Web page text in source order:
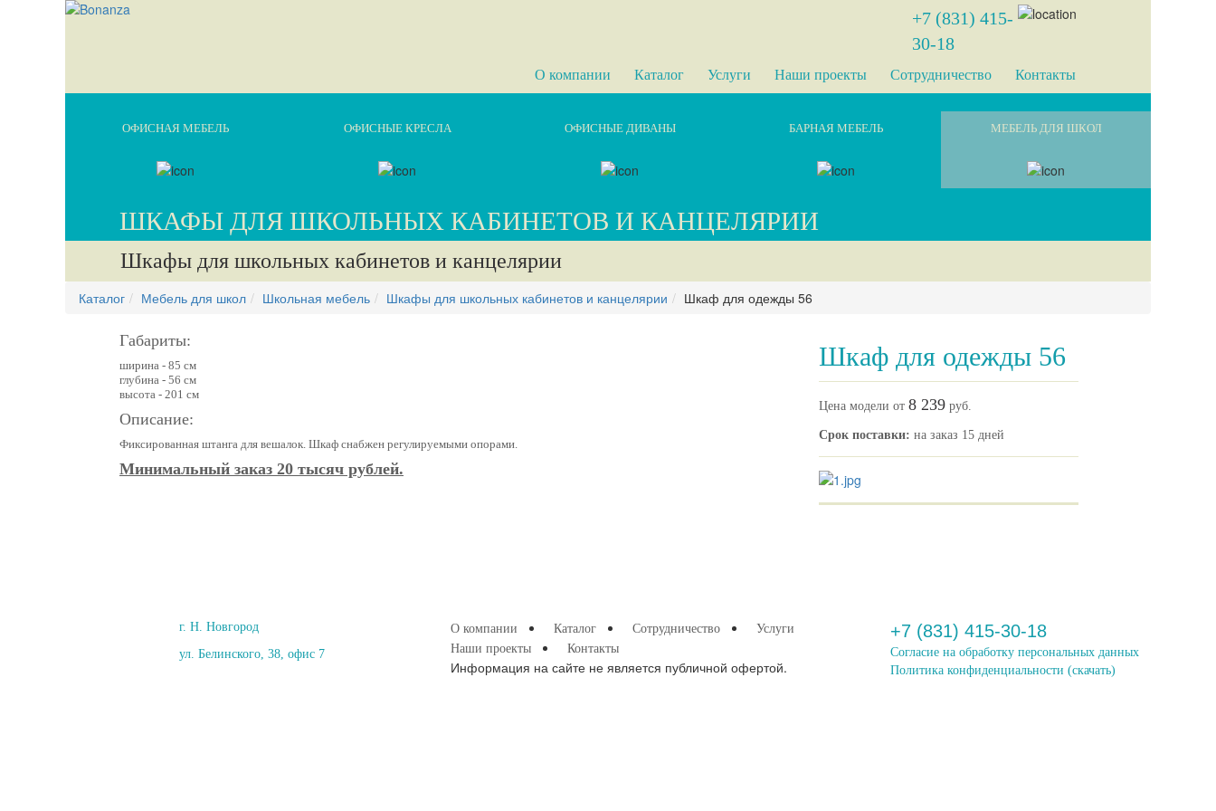
+7 (831) 415-
30-18
О компании Каталог Услуги Наши проекты Сотрудничество Контакты
ОФИСНАЯ МЕБЕЛЬ ОФИСНЫЕ КРЕСЛА ОФИСНЫЕ ДИВАНЫ БАРНАЯ МЕБЕЛЬ МЕБЕЛЬ ДЛЯ ШКОЛ
ШКАФЫ ДЛЯ ШКОЛЬНЫХ КАБИНЕТОВ И КАНЦЕЛЯРИИ
Шкафы для школьных кабинетов и канцелярии
Каталог Мебель для школ Школьная мебель Шкафы для школьных кабинетов и канцелярии Шкаф для одежды 56
Шкаф для одежды 56
Цена модели от 8 239 руб.
Срок поставки: на заказ 15 дней
Габариты:
ширина - 85 см
глубина - 56 см
высота - 201 см
Описание:
Фиксированная штанга для вешалок. Шкаф снабжен регулируемыми опорами.
Минимальный заказ 20 тысяч рублей.
г. Н. Новгород
ул. Белинского, 38, офис 7
О компании Каталог Сотрудничество
Услуги
Наши проекты
Контакты
Информация на сайте не является публичной офертой.
+7 (831) 415-30-18
Согласие на обработку персональных данных
Политика конфиденциальности (скачать)